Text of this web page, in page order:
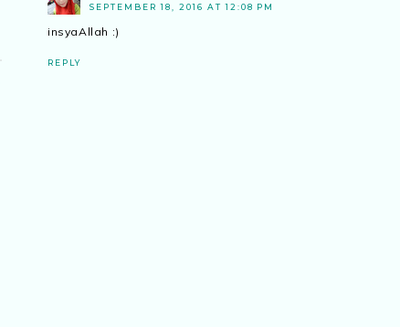
SEPTEMBER 18, 2016 AT 12:08 PM
insyaAllah :)
REPLY